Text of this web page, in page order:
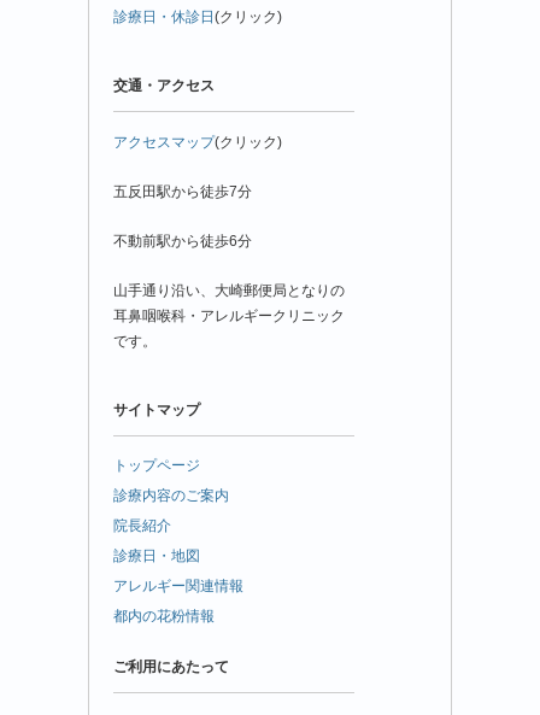
診療日・休診日(クリック)
交通・アクセス
アクセスマップ(クリック)
五反田駅から徒歩7分
不動前駅から徒歩6分
山手通り沿い、大崎郵便局となりの
耳鼻咽喉科・アレルギークリニック
です。
サイトマップ
トップページ
診療内容のご案内
院長紹介
診療日・地図
アレルギー関連情報
都内の花粉情報
ご利用にあたって